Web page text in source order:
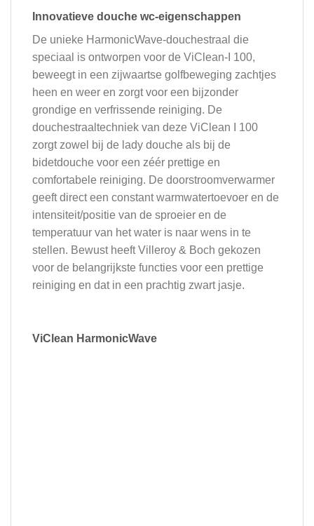
Innovatieve douche wc-eigenschappen
De unieke HarmonicWave-douchestraal die
speciaal is ontworpen voor de ViClean-I 100,
beweegt in een zijwaartse golfbeweging zachtjes
heen en weer en zorgt voor een bijzonder
grondige en verfrissende reiniging. De
douchestraaltechniek van deze ViClean I 100
zorgt zowel bij de lady douche als bij de
bidetdouche voor een zéér prettige en
comfortabele reiniging. De doorstroomverwarmer
geeft direct een constant warmwatertoevoer en de
intensiteit/positie van de sproeier en de
temperatuur van het water is naar wens in te
stellen. Bewust heeft Villeroy & Boch gekozen
voor de belangrijkste functies voor een prettige
reiniging en dat in een prachtig zwart jasje.
ViClean HarmonicWave